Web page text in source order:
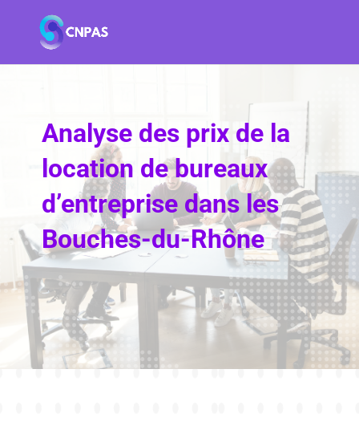
Analyse des prix de la
location de bureaux
d’entreprise dans les
Bouches-du-Rhône